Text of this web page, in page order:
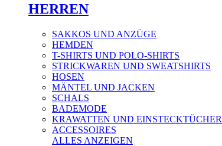
HERREN
SAKKOS UND ANZÜGE
HEMDEN
T-SHIRTS UND POLO-SHIRTS
STRICKWAREN UND SWEATSHIRTS
HOSEN
MÄNTEL UND JACKEN
SCHALS
BADEMODE
KRAWATTEN UND EINSTECKTÜCHER
ACCESSOIRES
ALLES ANZEIGEN